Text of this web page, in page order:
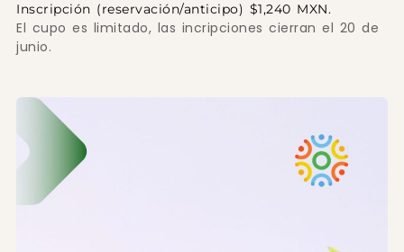
Inscripción (reservación/anticipo) $1,240 MXN.
El cupo es limitado, las incripciones cierran el 20 de
junio.